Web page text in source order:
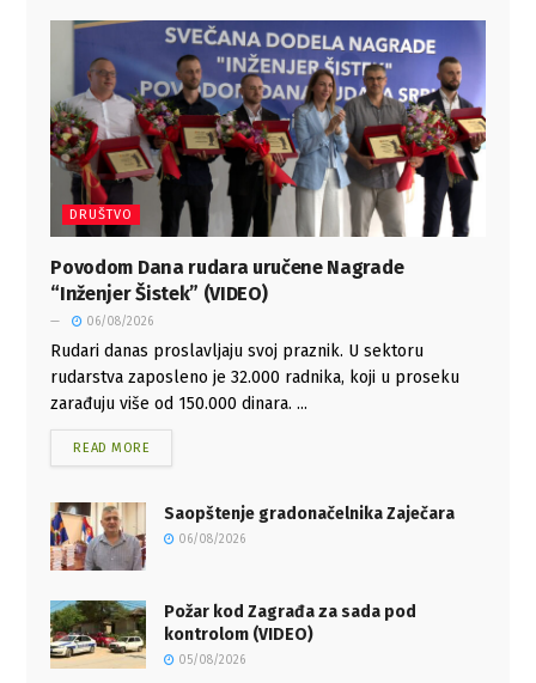
DRUŠTVO
Povodom Dana rudara uručene Nagrade
“Inženjer Šistek” (VIDEO)
06/08/2026
Rudari danas proslavljaju svoj praznik. U sektoru
rudarstva zaposleno je 32.000 radnika, koji u proseku
zarađuju više od 150.000 dinara. ...
READ MORE
Saopštenje gradonačelnika Zaječara
06/08/2026
Požar kod Zagrađa za sada pod
kontrolom (VIDEO)
05/08/2026